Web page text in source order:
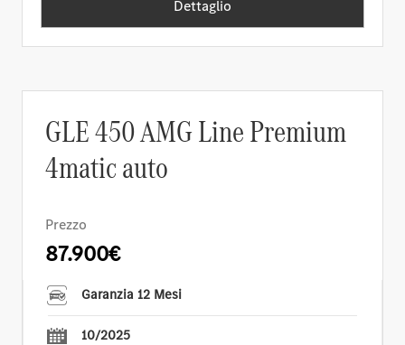
Dettaglio
GLE 450 AMG Line Premium
4matic auto
Prezzo
87.900€
Garanzia 12 Mesi
10/2025